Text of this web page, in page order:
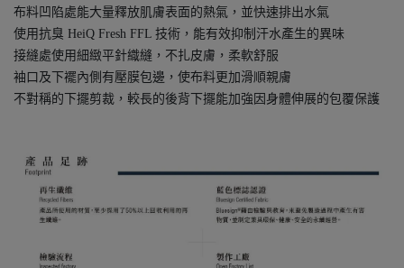
布料凹陷處能大量釋放肌膚表面的熱氣，並快速排出水氣
使用抗臭 HeiQ Fresh FFL 技術，能有效抑制汗水產生的異味
接縫處使用細緻平針織縫，不扎皮膚，柔軟舒服
袖口及下襬內側有壓膜包邊，使布料更加滑順親膚
不對稱的下擺剪裁，較長的後背下擺能加強因身體伸展的包覆保護